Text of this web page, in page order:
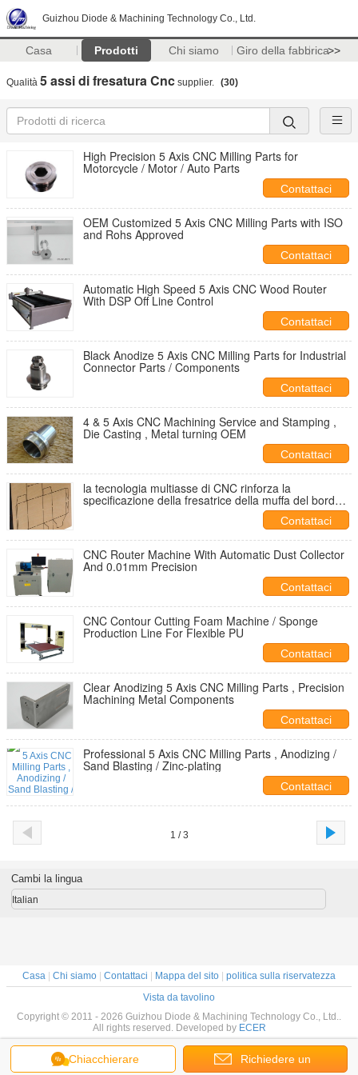
Guizhou Diode & Machining Technology Co., Ltd.
Casa Prodotti Chi siamo Giro della fabbrica>>
Qualità 5 assi di fresatura Cnc supplier. (30)
High Precision 5 Axis CNC Milling Parts for
Motorcycle / Motor / Auto Parts
Contattaci
OEM Customized 5 Axis CNC Milling Parts with ISO
and Rohs Approved
Contattaci
Automatic High Speed 5 Axis CNC Wood Router
With DSP Off Line Control
Contattaci
Black Anodize 5 Axis CNC Milling Parts for Industrial
Connector Parts / Components
Contattaci
4 & 5 Axis CNC Machining Service and Stamping ,
Die Casting , Metal turning OEM
Contattaci
la tecnologia multiasse di CNC rinforza la
specificazione della fresatrice della muffa del bordo
Contattaci
CNC Router Machine With Automatic Dust Collector
And 0.01mm Precision
Contattaci
CNC Contour Cutting Foam Machine / Sponge
Production Line For Flexible PU
Contattaci
Clear Anodizing 5 Axis CNC Milling Parts , Precision
Machining Metal Components
Contattaci
Professional 5 Axis CNC Milling Parts , Anodizing /
Sand Blasting / Zinc-plating
Contattaci
1 / 3
Chiacchierare Richiedere un
Cambi la lingua
Italian
Casa Chi siamo Contattaci Mappa del sito
politica sulla riservatezza
Vista da tavolino
Copyright © 2011 - 2026 Guizhou Diode & Machining Technology Co., Ltd..
All rights reserved. Developed by ECER